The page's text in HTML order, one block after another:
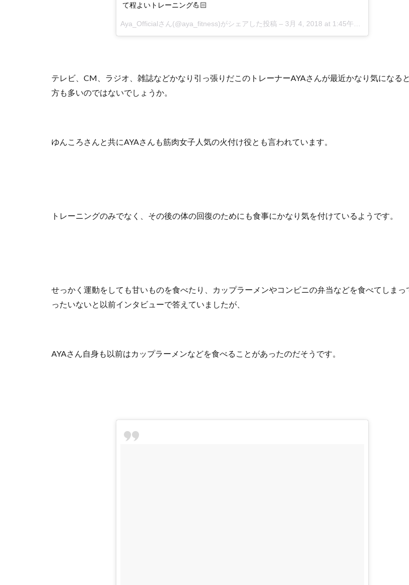
て程よいトレーニング💪🏻
Aya_Officialさん(@aya_fitness)がシェアした投稿 – 3月 4, 2018 at 1:45午前 PST
テレビ、CM、ラジオ、雑誌などかなり引っ張りだこのトレーナーAYAさんが最近かなり気になる
方も多いのではないでしょうか。
ゆんころさんと共にAYAさんも筋肉女子人気の火付け役とも言われています。
トレーニングのみでなく、その後の体の回復のためにも食事にかなり気を付けているようです。
せっかく運動をしても甘いものを食べたり、カップラーメンやコンビニの弁当などを食べてしまっ
ったいないと以前インタビューで答えていましたが、
AYAさん自身も以前はカップラーメンなどを食べることがあったのだそうです。